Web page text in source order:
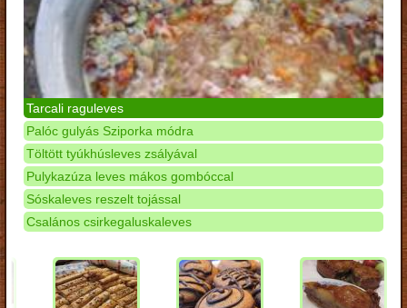
Tarcali raguleves
Palóc gulyás Sziporka módra
Töltött tyúkhúsleves zsályával
Pulykazúza leves mákos gombóccal
Sóskaleves reszelt tojással
Csalános csirkegaluskaleves